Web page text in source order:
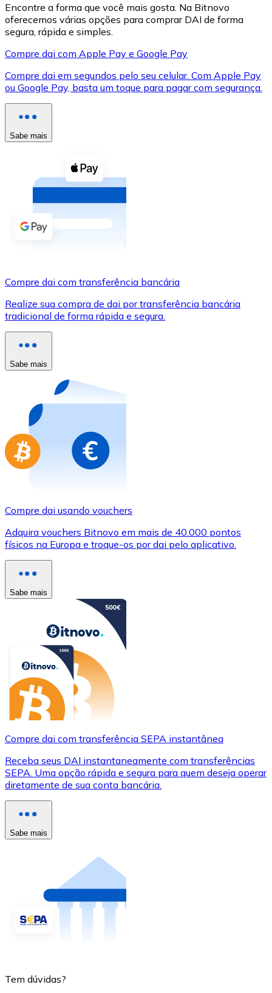
XRP
XRP
Cupons cripto
Comprar com dinheiro
Comprar com transferência bancária
Cartão de crédito / débito
Comprar com cartão
Loja - Cartões-presente
Compre cartões-presente das suas marcas favoritas
Ir para a loja de cartões-presente
Encontre a forma que você mais gosta. Na Bitnovo
oferecemos várias opções para comprar DAI de forma
segura, rápida e simples.
Compre dai com Apple Pay e Google Pay
Compre dai em segundos pelo seu celular. Com Apple Pay
ou Google Pay, basta um toque para pagar com segurança.
Sabe mais
Compre dai com transferência bancária
Realize sua compra de dai por transferência bancária
tradicional de forma rápida e segura.
Sabe mais
Compre dai usando vouchers
Adquira vouchers Bitnovo em mais de 40.000 pontos
físicos na Europa e troque-os por dai pelo aplicativo.
Sabe mais
Compre dai com transferência SEPA instantânea
Receba seus DAI instantaneamente com transferências
SEPA. Uma opção rápida e segura para quem deseja operar
diretamente de sua conta bancária.
Sabe mais
Tem dúvidas?